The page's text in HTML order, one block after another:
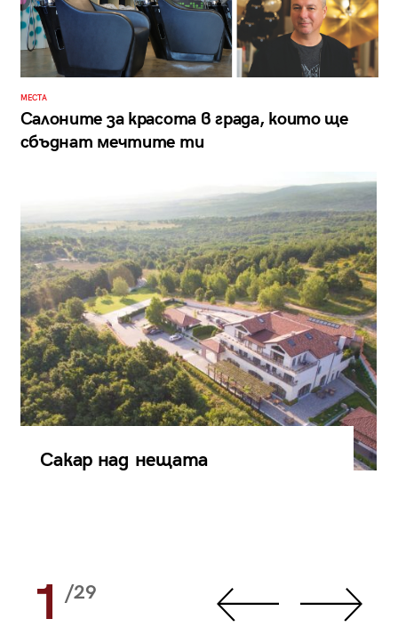
МЕСТА
Салоните за красота в града, които ще
сбъднат мечтите ти
Сакар над нещата
1 /29